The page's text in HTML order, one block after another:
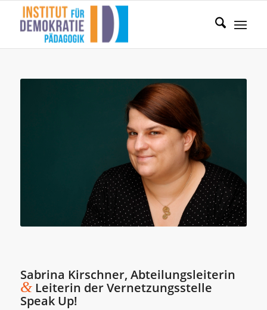
Sabrina Kirschner, Abteilungsleiterin
&Leiterin der Vernetzungsstelle
Speak Up!